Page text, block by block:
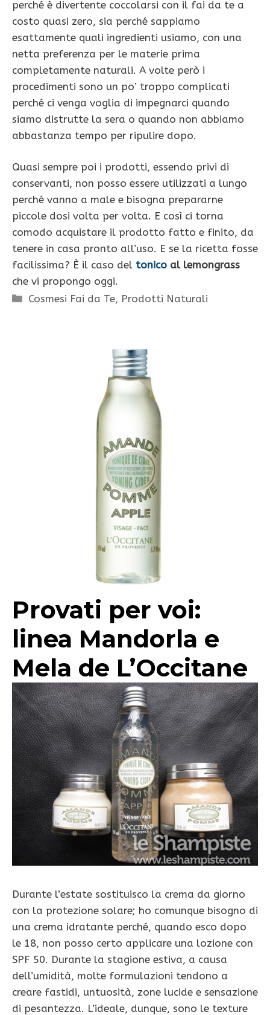
perché è divertente coccolarsi con il fai da te a
costo quasi zero, sia perché sappiamo
esattamente quali ingredienti usiamo, con una
netta preferenza per le materie prima
completamente naturali. A volte però i
procedimenti sono un po’ troppo complicati
perché ci venga voglia di impegnarci quando
siamo distrutte la sera o quando non abbiamo
abbastanza tempo per ripulire dopo.
Quasi sempre poi i prodotti, essendo privi di
conservanti, non posso essere utilizzati a lungo
perché vanno a male e bisogna prepararne
piccole dosi volta per volta. E così ci torna
comodo acquistare il prodotto fatto e finito, da
tenere in casa pronto all’uso. E se la ricetta fosse
facilissima? È il caso del tonico al lemongrass
che vi propongo oggi.
Categorie
Cosmesi Fai da Te, Prodotti Naturali
Provati per voi:
linea Mandorla e
Mela de L’Occitane
Durante l’estate sostituisco la crema da giorno
con la protezione solare; ho comunque bisogno di
una crema idratante perché, quando esco dopo
le 18, non posso certo applicare una lozione con
SPF 50. Durante la stagione estiva, a causa
dell’umidità, molte formulazioni tendono a
creare fastidi, untuosità, zone lucide e sensazione
di pesantezza. L’ideale, dunque, sono le texture